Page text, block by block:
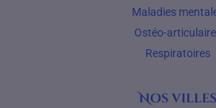
Maladies
Ostéo-
Respiratoires
Nos villes